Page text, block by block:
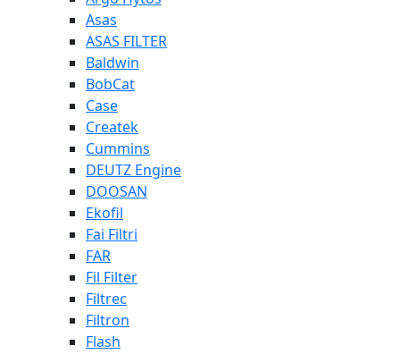
Asas
ASAS FILTER
Baldwin
BobCat
Case
Createk
Cummins
DEUTZ Engine
DOOSAN
Ekofil
Fai Filtri
FAR
Fil Filter
Filtrec
Filtron
Flash